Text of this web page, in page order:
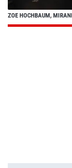
ZOE HOCHBAUM,